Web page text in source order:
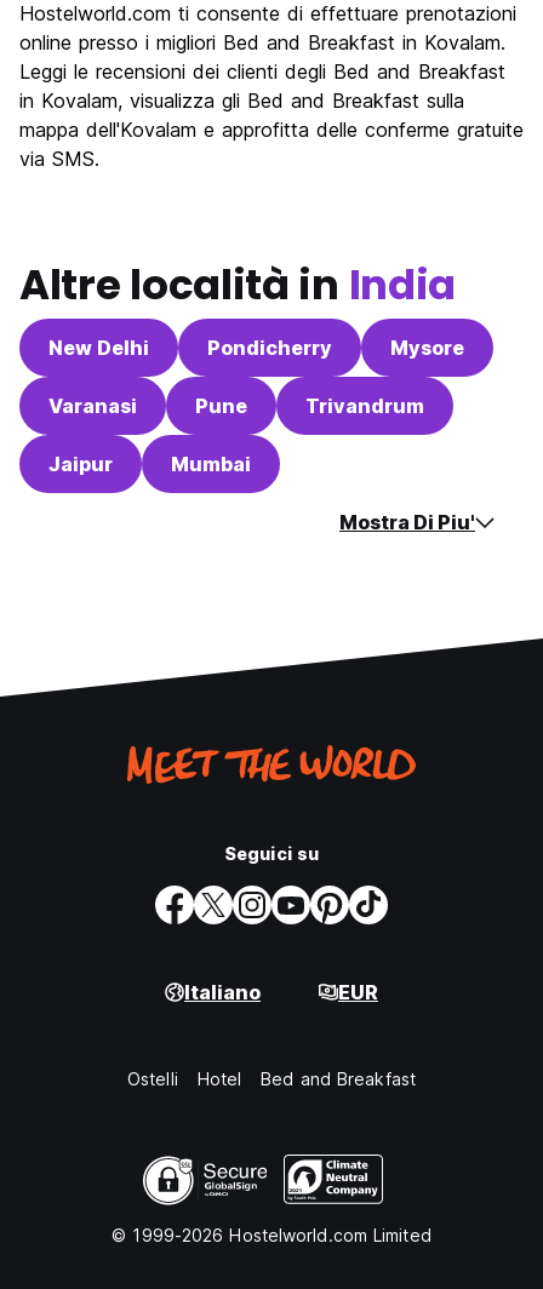
Luoghi di interesse culturale
7.2
Festa / Vita notturna
5.9
Qualita' Prezzo
Hostelworld.com ti consente di effettuare prenotazioni
online presso i migliori Bed and Breakfast in Kovalam.
Leggi le recensioni dei clienti degli Bed and Breakfast
in Kovalam, visualizza gli Bed and Breakfast sulla
mappa dell'Kovalam e approfitta delle conferme gratuite
via SMS.
Altre località in India
New Delhi Pondicherry Mysore
Varanasi Pune Trivandrum
Jaipur Mumbai
Mostra Di Piu'
Seguici su
Italiano EUR
Ostelli Hotel Bed and Breakfast
© 1999-2026 Hostelworld.com Limited